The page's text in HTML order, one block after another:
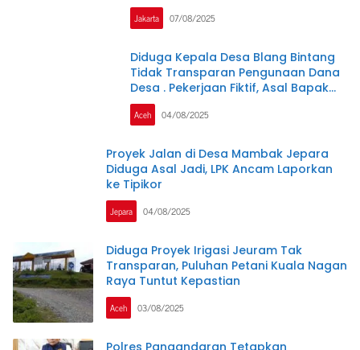
Jakarta 07/08/2025
Diduga Kepala Desa Blang Bintang
Tidak Transparan Pengunaan Dana
Desa . Pekerjaan Fiktif, Asal Bapak
Senang
Aceh 04/08/2025
Proyek Jalan di Desa Mambak Jepara
Diduga Asal Jadi, LPK Ancam Laporkan
ke Tipikor
Jepara 04/08/2025
Diduga Proyek Irigasi Jeuram Tak
Transparan, Puluhan Petani Kuala Nagan
Raya Tuntut Kepastian
Aceh 03/08/2025
Polres Pangandaran Tetapkan